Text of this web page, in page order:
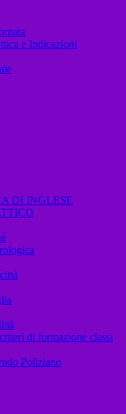
e Indicazioni
DI INGLESE
di formazione classi
Poliziano